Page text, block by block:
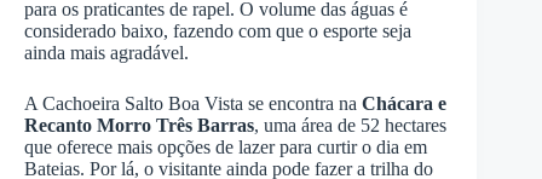
para os praticantes de rapel. O volume das águas é
considerado baixo, fazendo com que o esporte seja
ainda mais agradável.
A Cachoeira Salto Boa Vista se encontra na Chácara e
Recanto Morro Três Barras, uma área de 52 hectares
que oferece mais opções de lazer para curtir o dia em
Bateias. Por lá, o visitante ainda pode fazer a trilha do